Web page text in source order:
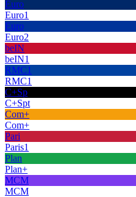
Euro
Euro1
Euro
Euro2
beIN
beIN1
RMC1
RMC1
C+Sp
C+Spt
Com+
Com+
Pari
Paris1
Plan
Plan+
MCM
MCM